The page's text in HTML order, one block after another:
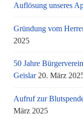
Auflösung unseres
Gründung vom
2025
50 Jahre
Geislar 20. März
Aufruf zur
März 2025